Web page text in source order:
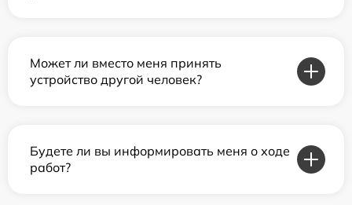
Может ли вместо меня принять
устройство другой человек?
Будете ли вы информировать меня о ходе
работ?